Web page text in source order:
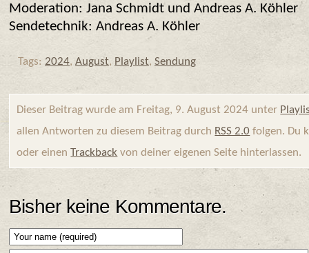
Moderation: Jana Schmidt und Andreas A. Köhler
Sendetechnik: Andreas A. Köhler
Tags: 2024, August, Playlist, Sendung
Dieser Beitrag wurde am Freitag, 9. August 2024 unter
allen Antworten zu diesem Beitrag durch RSS 2.0 folgen. Du
oder einenTrackback von deiner eigenen Seite hinterlassen.
Bisher keine Kommentare.